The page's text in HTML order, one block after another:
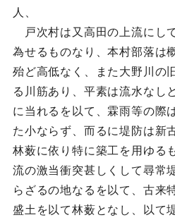
人、
戸次村は又高田の上流にし
為せるものなり、本村部落は
殆ど高低なく、また大野川の
る川筋あり、平素は流水なし
に当れるを以て、霖雨等の際
た小ならず、而るに堤防は新
林薮に依り特に築工を用ゆる
流の激当衝突甚しくして尋常
らざるの地なるを以て、古来
盛土を以て林薮となし、以て